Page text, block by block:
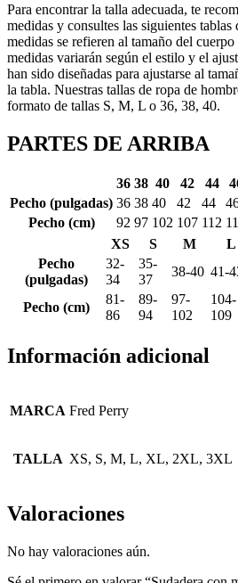
Para encontrar la talla adecuada, te
medidas y consultes las siguientes tablas
medidas se refieren al tamaño del
medidas variarán según el estilo y el
han sido diseñadas para ajustarse al
la tabla. Nuestras tallas de ropa de
formato de tallas S, M, L o 36, 38, 40.
PARTES DE ARRIBA
36 38 40 42 44
Pecho (pulgadas) 36 38 40 42 44
Pecho (cm)
92 97 102 107 112
XS
S M L
Pecho
(pulgadas)
32-
34
35-
37
38-40 41-
Pecho (cm)
81-
86
89-
94
97-
102
104-
109
Información adicional
MARCA Fred Perry
TALLA XS, S, M, L, XL, 2XL, 3XL
Valoraciones
No hay valoraciones aún.